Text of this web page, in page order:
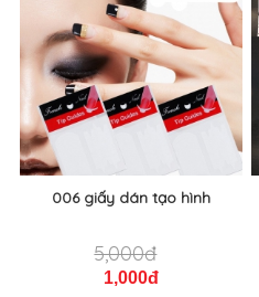
006 giấy dán tạo hình
5,000đ
1,000đ